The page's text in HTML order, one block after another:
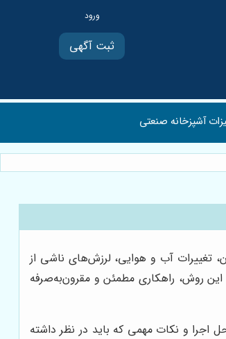
ثبت آگهی
آشپزخانه صنعتی
تغییرات آب و هوایی، لرزش‌های ناشی از
روش، راهکاری مطمئن و مقرون‌به‌صرفه
اجرا و نکات مهمی که باید در نظر داشته